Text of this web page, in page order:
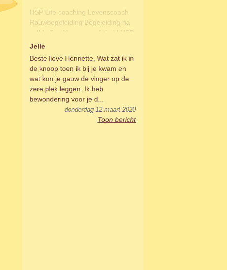
Helende reis sessies Journey
Brandon Bays Luisterkindwerker
met foto's Mindful Bewustwording
'ZIJN' wie je bent
Jelle
Beste lieve Henriette, Wat zat ik in
de knoop toen ik bij je kwam en
wat kon je gauw de vinger op de
zere plek leggen. Ik heb
bewondering voor je d...
donderdag 12 maart 2020
Toon bericht